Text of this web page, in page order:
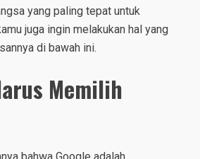
yang paling tepat untuk
juga ingin melakukan hal yang
di bawah ini.
Memilih
bahwa Google adalah